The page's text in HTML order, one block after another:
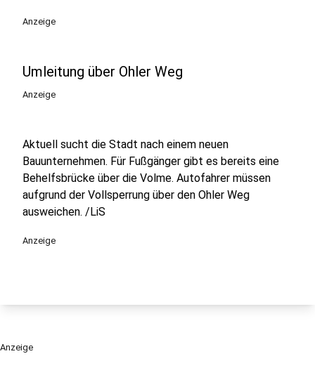
Anzeige
Umleitung über Ohler Weg
Anzeige
Aktuell sucht die Stadt nach einem neuen
Bauunternehmen. Für Fußgänger gibt es bereits eine
Behelfsbrücke über die Volme. Autofahrer müssen
aufgrund der Vollsperrung über den Ohler Weg
ausweichen. /LiS
Anzeige
Anzeige